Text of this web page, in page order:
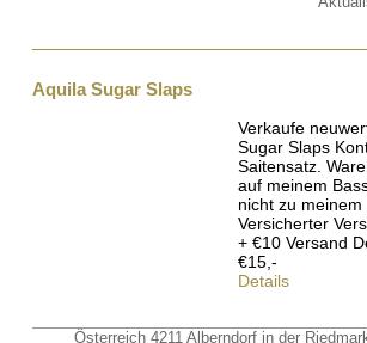
Aquila Sugar Slaps
Verkaufe
Sugar Slaps
Saitensatz.
auf meinem
nicht zu
Versicherter
+ €10 Versand
€15,-
Details
Österreich 4211 Alberndorf in der